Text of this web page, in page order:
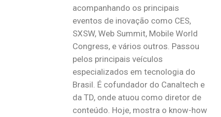
acompanhando os principais
eventos de inovação como CES,
SXSW, Web Summit, Mobile World
Congress, e vários outros. Passou
pelos principais veículos
especializados em tecnologia do
Brasil. É cofundador do Canaltech e
da TD, onde atuou como diretor de
conteúdo. Hoje, mostra o know-how